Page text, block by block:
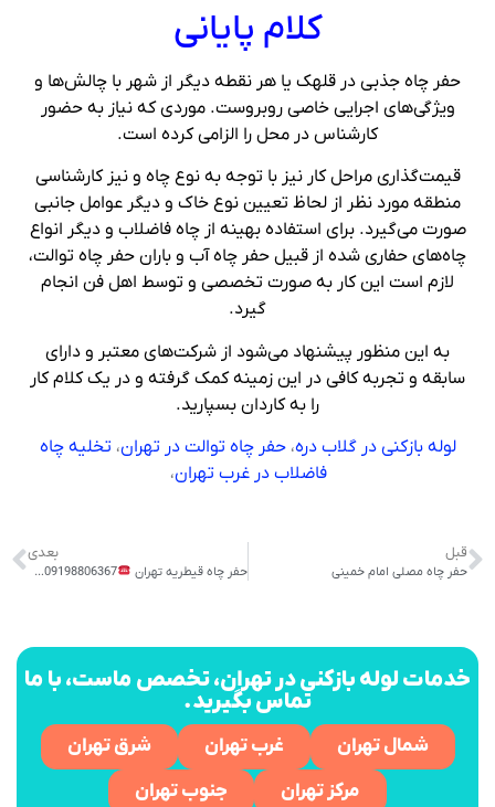
کلام پایانی
حفر چاه جذبی در قلهک یا هر نقطه دیگر از شهر با چالش‌ها و
ویژگی‌های اجرایی خاصی روبروست. موردی که نیاز به حضور
کارشناس در محل را الزامی کرده است.
قیمت‌گذاری مراحل کار نیز با توجه به نوع چاه و نیز کارشناسی
منطقه مورد نظر از لحاظ تعیین نوع خاک و دیگر عوامل جانبی
صورت می‌گیرد. برای استفاده بهینه از چاه فاضلاب و دیگر انواع
چاه‌های حفاری شده از قبیل حفر چاه آب و باران حفر چاه توالت،
لازم است این کار به ‌صورت تخصصی و توسط اهل فن انجام
گیرد.
به این منظور پیشنهاد می‌شود از شرکت‌های معتبر و دارای
سابقه و تجربه کافی در این زمینه کمک گرفته و در یک کلام کار
را به کاردان بسپارید.
لوله بازکنی در گلاب دره،حفر چاه توالت در تهران، تخلیه چاه
فاضلاب در غرب تهران،
قبل
حفر چاه مصلی امام خمینی
بعدی
حفر چاه قیطریه تهران 09198806367 حفر
خدمات لوله بازکنی در تهران، تخصص ماست، با ما
تماس بگیرید.
شمال تهران غرب تهران
شرق تهران
مرکز تهران
جنوب تهران